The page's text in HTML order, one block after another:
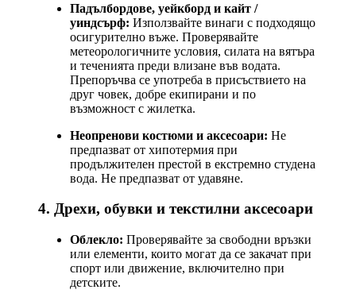
Падълбордове, уейкборд и кайт /
уиндсърф: Използвайте винаги с подходящо
осигурително въже. Проверявайте
метеорологичните условия, силата на вятъра
и теченията преди влизане във водата.
Препоръчва се употреба в присъствието на
друг човек, добре екипирани и по
възможност с жилетка.
Неопренови костюми и аксесоари: Не
предпазват от хипотермия при
продължителен престой в екстремно студена
вода. Не предпазват от удавяне.
4. Дрехи, обувки и текстилни аксесоари
Облекло: Проверявайте за свободни връзки
или елементи, които могат да се закачат при
спорт или движение, включително при
детските.